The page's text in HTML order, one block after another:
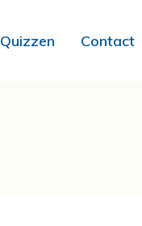
Quizzen Contact